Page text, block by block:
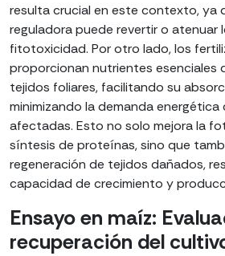
resulta crucial en este contexto, ya
reguladora puede revertir o atenuar
fitotoxicidad. Por otro lado, los
proporcionan nutrientes esenciales
tejidos foliares, facilitando su
minimizando la demanda energética
afectadas. Esto no solo mejora la
síntesis de proteínas, sino que
regeneración de tejidos dañados,
capacidad de crecimiento y
Ensayo en maíz:
recuperación del